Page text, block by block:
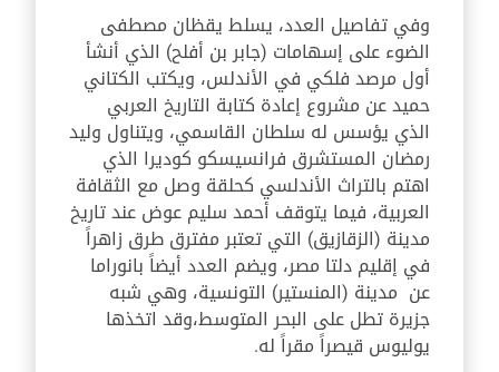
وفي تفاصيل العدد، يسلط يقظان مصطفى
الضوء على إسهامات (جابر بن أفلح) الذي أنشأ
أول مرصد فلكي في الأندلس، ويكتب الكتاني
حميد عن مشروع إعادة كتابة التاريخ العربي
الذي يؤسس له سلطان القاسمي، ويتناول وليد
رمضان المستشرق فرانسيسكو كوديرا الذي
اهتم بالتراث الأندلسي كحلقة وصل مع الثقافة
العربية، فيما يتوقف أحمد سليم عوض عند تاريخ
مدينة (الزقازيق) التي تعتبر مفترق طرق زاهراً
في إقليم دلتا مصر، ويضم العدد أيضاً بانوراما
عن مدينة (المنستير) التونسية، وهي شبه
جزيرة تطل على البحر المتوسط،وقد اتخذها
يوليوس قيصراً مقراً له.